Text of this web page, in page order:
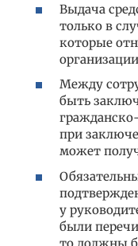
Выдача
только в
которые
Между
быть
при
может
у
были
то должны